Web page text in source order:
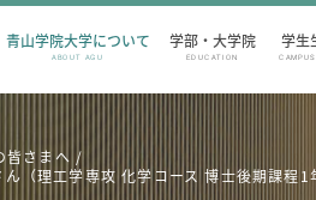
青山学院大学について
ABOUT AGU
学部・大学院
EDUCATION
学生
皆さまへ
ん（理工学専攻 化学コース 博士後期